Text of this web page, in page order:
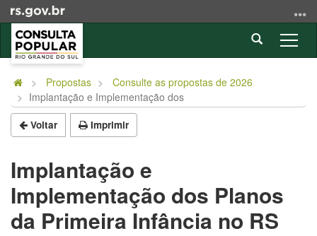
para
conteúdo
para
menu
para
busca
a
Abrir
a
Início
conteúdo
Propostas
Consulte as propostas de 2026
Implantação e Implementação dos
Voltar Imprimir
Implantação e
Implementação dos Planos
da Primeira Infância no RS